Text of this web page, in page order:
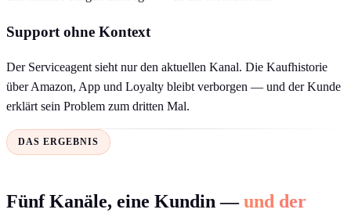
Support ohne Kontext
Der Serviceagent sieht nur den aktuellen Kanal. Die Kaufhistorie
über Amazon, App und Loyalty bleibt verborgen — und der Kunde
erklärt sein Problem zum dritten Mal.
DAS ERGEBNIS
Fünf Kanäle, eine Kundin —und der